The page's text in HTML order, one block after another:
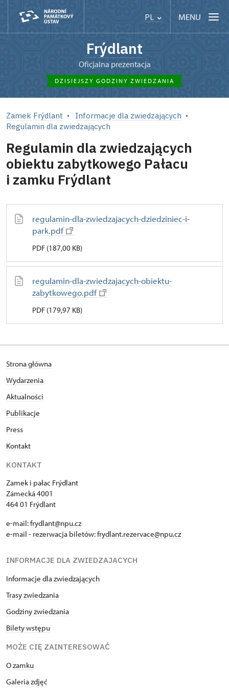
PL MENU
Frýdlant
Oficjalna prezentacja
DZISIEJSZY GODZINY ZWIEDZANIA
Zamek Frýdlant
Informacje dla zwiedzających
Regulamin dla zwiedzających
Regulamin dla zwiedzających
obiektu zabytkowego Pałacu
i zamku Frýdlant
regulamin-dla-zwiedzajacych-dziedziniec-i-
park.pdf
PDF (187,00 KB)
regulamin-dla-zwiedzajacych-obiektu-
zabytkowego.pdf
PDF (179,97 KB)
Strona główna
Wydarzenia
Aktualności
Publikacje
Press
Kontakt
KONTAKT
Zamek i pałac Frýdlant
Zámecká 4001
464 01 Frýdlant
e-mail:frydlant@npu.cz
e-mail - rezerwacja biletów:frydlant.rezervace@npu.cz
INFORMACJE DLA ZWIEDZAJACYCH
Informacje dla zwiedzających
Trasy zwiedzania
Godziny zwiedzania
Bilety wstępu
MOŻE CIĘ ZAINTERESOWAĆ
O zamku
Galeria zdjęć